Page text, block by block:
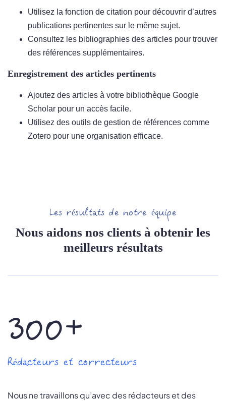
Utilisez la fonction de citation pour découvrir d’autres
publications pertinentes sur le même sujet.
Consultez les bibliographies des articles pour trouver
des références supplémentaires.
Enregistrement des articles pertinents
Ajoutez des articles à votre bibliothèque Google
Scholar pour un accès facile.
Utilisez des outils de gestion de références comme
Zotero pour une organisation efficace.
Les résultats de notre équipe
Nous aidons nos clients à obtenir les
meilleurs résultats
300+
Rédacteurs et correcteurs
Nous ne travaillons qu’avec des rédacteurs et des